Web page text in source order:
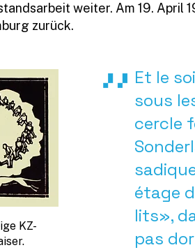
weiter. Am 19. April
zurück.
Et le
sous
cercle
étage
lits»,
pas
KZ-